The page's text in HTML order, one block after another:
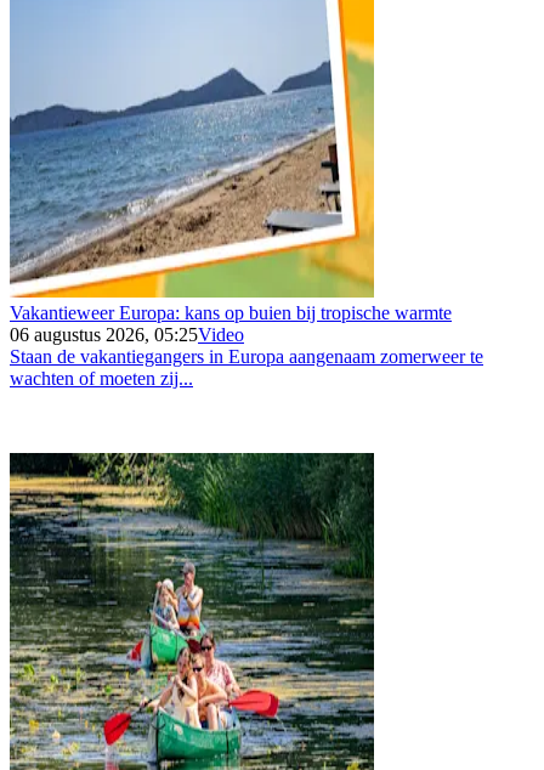
Vakantieweer Europa: kans op buien bij tropische warmte
06 augustus 2026, 05:25Video
Staan de vakantiegangers in Europa aangenaam zomerweer te
wachten of moeten zij...